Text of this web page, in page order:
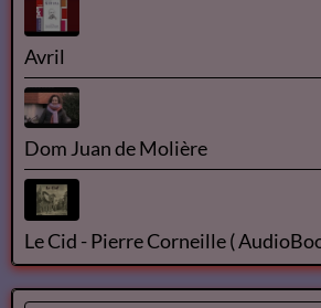
Avril
Dom Juan de Molière
Le Cid - Pierre Corneille (